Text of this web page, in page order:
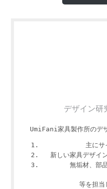
デザイン
UmiFani家具製作所のデ
主にサ
新しい家具デザイ
無垢材、部
等を担当